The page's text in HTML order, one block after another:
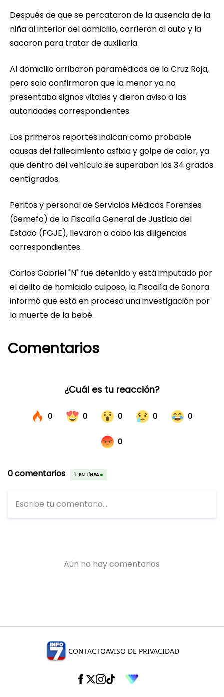
Después de que se percataron de la ausencia de la
niña al interior del domicilio, corrieron al auto y la
sacaron para tratar de auxiliarla.
Al domicilio arribaron paramédicos de la Cruz Roja,
pero solo confirmaron que la menor ya no
presentaba signos vitales y dieron aviso a las
autoridades correspondientes.
Los primeros reportes indican como probable
causas del fallecimiento asfixia y golpe de calor, ya
que dentro del vehículo se superaban los 34 grados
centígrados.
Peritos y personal de Servicios Médicos Forenses
(Semefo) de la Fiscalía General de Justicia del
Estado (FGJE), llevaron a cabo las diligencias
correspondientes.
Carlos Gabriel "N" fue detenido y está imputado por
el delito de homicidio culposo, la Fiscalía de Sonora
informó que está en proceso una investigación por
la muerte de la bebé.
Comentarios
CONTACTOAVISO DE PRIVACIDAD